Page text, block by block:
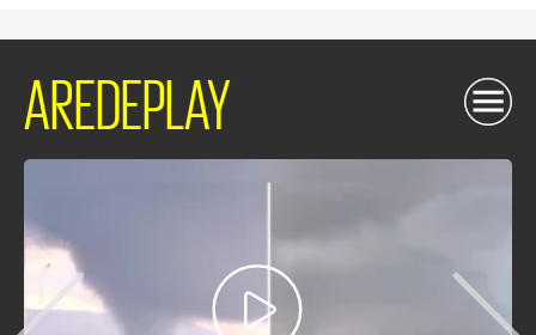
AREDEPLAY